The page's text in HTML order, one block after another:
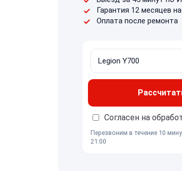
Гарантия 12 месяцев
Оплата после ремонта
Согласен на
Перезвоним в течение 10
21:00